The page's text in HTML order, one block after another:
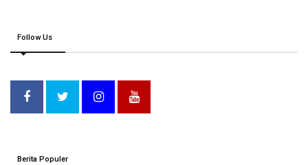
Follow Us
Berita Populer